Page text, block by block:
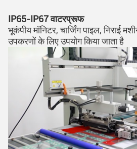
IP65-IP67 वाटरप्रूफ
भूकंपीय मॉनिटर, चार्जिंग पाइल, निराई
उपकरणों के लिए उपयोग किया जाता है